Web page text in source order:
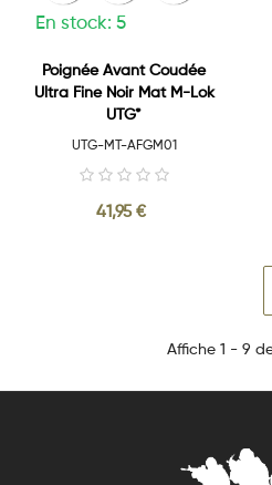
En stock: 5
Poignée Avant Coudée
Ultra Fine Noir Mat M-Lok
UTG*
UTG-MT-AFGM01
41,95 €
Affiche 1 - 9